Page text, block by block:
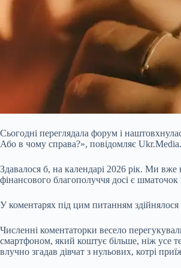
Сьогодні переглядала форум і
Або в чому справа?», повідомляє Ukr.Media.
Здавалося б, на календарі 2026 рік. Ми
фінансового благополуччя досі є
Укоментарях під цим питанням
Численні коментаторки весело
смартфоном, який коштує більше, ніж усе
влучно згадав дівчат з нульових, котрі